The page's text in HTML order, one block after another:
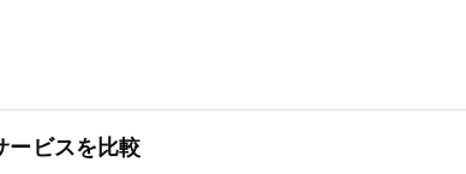
ービスを比較